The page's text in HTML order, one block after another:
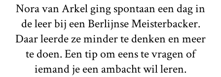
Nora van Arkel ging spontaan een dag in
de leer bij een Berlijnse Meisterbacker.
Daar leerde ze minder te denken en meer
te doen. Een tip om eens te vragen of
iemand je een ambacht wil leren.